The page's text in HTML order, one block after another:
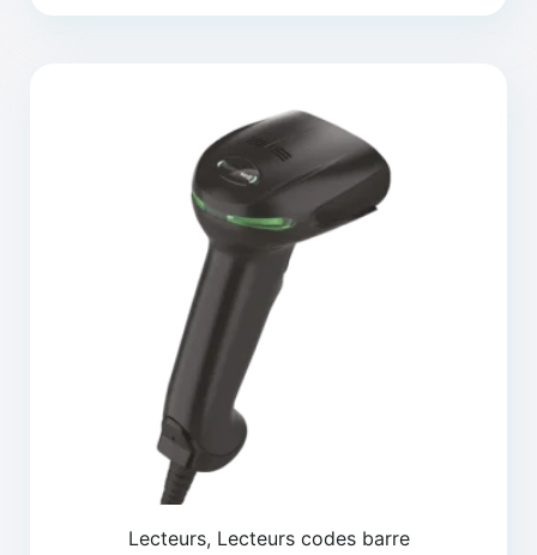
Lecteurs, Lecteurs codes barre